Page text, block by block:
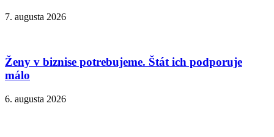
7. augusta 2026
Ženy v biznise potrebujeme. Štát ich podporuje
málo
6. augusta 2026